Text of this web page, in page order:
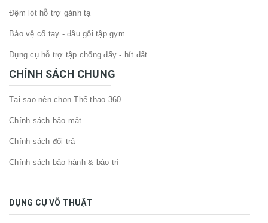
Đệm lót hỗ trợ gánh tạ
Bảo vệ cổ tay - đầu gối tập gym
Dụng cụ hỗ trợ tập chống đẩy - hít đất
CHÍNH SÁCH CHUNG
Tại sao nên chọn Thể thao 360
Chính sách bảo mật
Chính sách đổi trả
Chính sách bảo hành & bảo trì
DỤNG CỤ VÕ THUẬT